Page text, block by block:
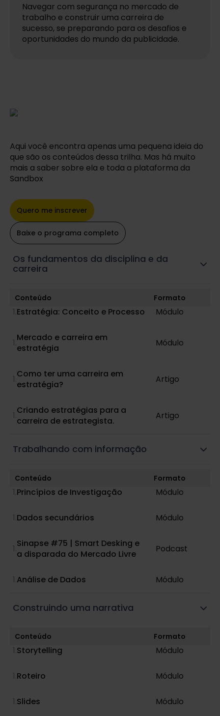
Navegar com segurança no mercado de
trabalho e construir uma carreira de
sucesso, se preparando para os desafios e
oportunidades do mundo da publicidade.
Aqui você encontra apenas uma pequena ideia do
que são os conteúdos dessa trilha. Mas há muito
mais a saber sobre ela e toda a plataforma da
Sandbox
Quero me inscrever
Baixe o programa completo
Os fundamentos da disciplina e da
carreira
Conteúdo Formato
Estratégia: Conceito e Processo Módulo
Mercado e carreira em
estratégia
Módulo
Como ter uma carreira em
estratégia?
Artigo
Criando estratégias para a
carreira de estrategista.
Artigo
Trabalhando com informação
Conteúdo Formato
Princípios de Investigação Módulo
Dados secundários Módulo
Sinapse #75 | Smart Desking e
a disparada do Mercado Livre
Podcast
Análise de Dados Módulo
Construindo uma narrativa
Conteúdo Formato
Storytelling Módulo
Roteiro Módulo
Slides Módulo